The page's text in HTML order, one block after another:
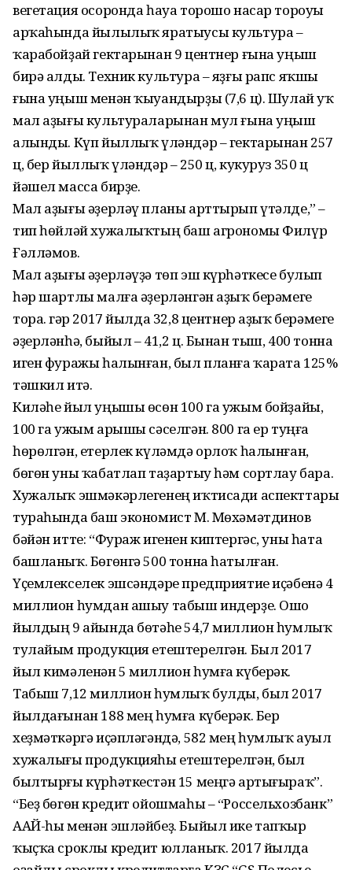
вегетация осоронда һауа торошо насар тороуы
арҡаһында йылылыҡ яратыусы культура –
ҡарабойҙай гектарынан 9 центнер ғына уңыш
бирә алды. Техник культура – яҙғы рапс яҡшы
ғына уңыш менән ҡыуандырҙы (7,6 ц). Шулай уҡ
мал аҙығы культураларынан мул ғына уңыш
алынды. Күп йыллыҡ үләндәр – гектарынан 257
ц, бер йыллыҡ үләндәр – 250 ц, кукуруз 350 ц
йәшел масса бирҙе.
Мал аҙығы әҙерләү планы арттырып үтәлде,” –
тип һөйләй хужалыҡтың баш агрономы Филүр
Ғәлләмов.
Мал аҙығы әҙерләүҙә төп эш күрһәткесе булып
һәр шартлы малға әҙерләнгән аҙыҡ берәмеге
тора. Әгәр 2017 йылда 32,8 центнер аҙыҡ берәмеге
әҙерләнһә, быйыл – 41,2 ц. Бынан тыш, 400 тонна
иген фуражы һалынған, был планға ҡарата 125%
тәшкил итә.
Киләһе йыл уңышы өсөн 100 га ужым бойҙайы,
100 га ужым арышы сәселгән. 800 га ер туңға
һөрөлгән, етерлек күләмдә орлоҡ һалынған,
бөгөн уны ҡабатлап таҙартыу һәм сортлау бара.
Хужалыҡ эшмәкәрлегенең иҡтисади аспекттары
тураһында баш экономист М. Мөхәмәтдинов
бәйән итте: “Фураж игенен киптергәс, уны һата
башланыҡ. Бөгөнгә 500 тонна һатылған.
Үҫемлекселек эшсәндәре предприятие иҫәбенә 4
миллион һумдан ашыу табыш индерҙе. Ошо
йылдың 9 айында бөтәһе 54,7 миллион һумлыҡ
тулайым продукция етештерелгән. Был 2017
йыл кимәленән 5 миллион һумға күберәк.
Табыш 7,12 миллион һумлыҡ булды, был 2017
йылдағынан 188 мең һумға күберәк. Бер
хеҙмәткәргә иҫәпләгәндә, 582 мең һумлыҡ ауыл
хужалығы продукцияһы етештерелгән, был
былтырғы күрһәткестән 15 меңгә артығыраҡ”.
“Беҙ бөгөн кредит ойошмаһы – “Россельхозбанк”
ААЙ-һы менән эшләйбеҙ. Быйыл ике тапҡыр
ҡыҫҡа сроклы кредит юлланыҡ. 2017 йылда